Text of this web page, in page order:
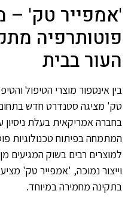
'אמפייר טק' –
פוטותרפיה
העור בבית
בין אינספור מוצרי הטיפול
טק' מציגה סטנדרט חדש
המתמחה בפיתוח טכנולוגיות
למוצרים רבים בשוק המגיעים
וייצור נמוכה, 'אמפייר טק'
בתקינה מחמירה במיוחד.